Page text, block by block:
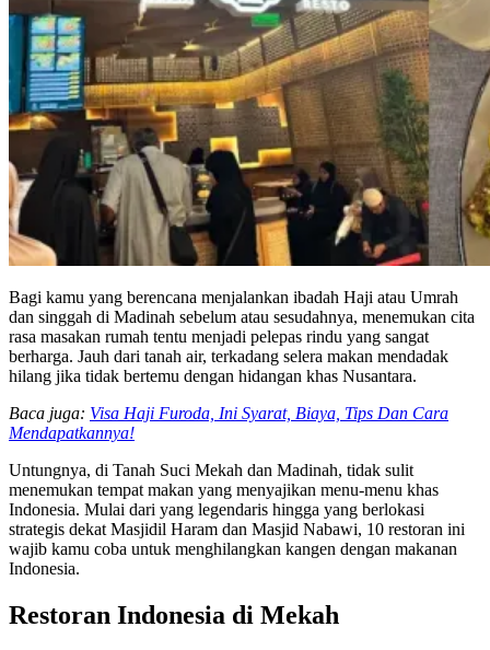
Bagi kamu yang berencana menjalankan ibadah Haji atau Umrah
dan singgah di Madinah sebelum atau sesudahnya, menemukan cita
rasa masakan rumah tentu menjadi pelepas rindu yang sangat
berharga. Jauh dari tanah air, terkadang selera makan mendadak
hilang jika tidak bertemu dengan hidangan khas Nusantara.
Baca juga: Visa Haji Furoda, Ini Syarat, Biaya, Tips Dan Cara
Mendapatkannya!
Untungnya, di Tanah Suci Mekah dan Madinah, tidak sulit
menemukan tempat makan yang menyajikan menu-menu khas
Indonesia. Mulai dari yang legendaris hingga yang berlokasi
strategis dekat Masjidil Haram dan Masjid Nabawi, 10 restoran ini
wajib kamu coba untuk menghilangkan kangen dengan makanan
Indonesia.
Restoran Indonesia di Mekah